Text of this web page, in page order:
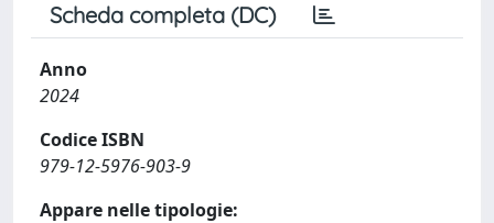
Scheda completa (DC)
Anno
2024
Codice ISBN
979-12-5976-903-9
Appare nelle tipologie: